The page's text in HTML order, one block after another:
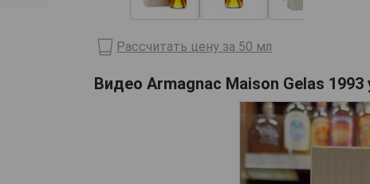
Рассчитать цену за 50 мл
Видео Armagnac Maison Gelas